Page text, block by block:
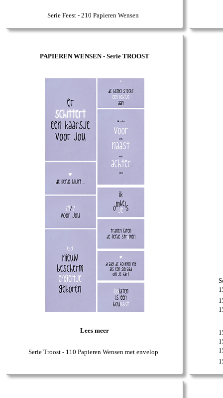
Serie Feest - 210 Papieren Wensen
PAPIEREN WENSEN - Serie TROOST
Lees meer
Serie Troost - 110 Papieren Wensen met envelop